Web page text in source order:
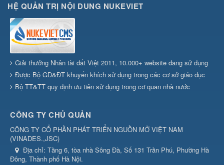
HỆ QUẢN TRỊ NỘI DUNG NUKEVIET
Giải thưởng Nhân tài đất Việt 2011, 10.000+ website đang sử dụng
Được Bộ GD&ĐT khuyến khích sử dụng trong các cơ sở giáo dục
Bộ TT&TT quy định ưu tiên sử dụng trong cơ quan nhà nước
CÔNG TY CHỦ QUẢN
CÔNG TY CỔ PHẦN PHÁT TRIỂN NGUỒN MỞ VIỆT NAM
(VINADES.,JSC)
Địa chỉ: Tầng 6, tòa nhà Sông Đà, Số 131 Trần Phú, Phường Hà
Đông, Thành phố Hà Nội.